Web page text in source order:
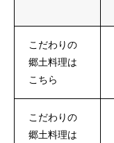
こだわりの
郷土料理は
こちら
こだわりの
郷土料理は